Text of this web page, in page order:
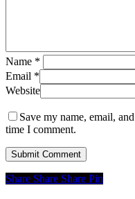
Name *
Email *
Website
Save my name, email,
time I comment.
Share
Share Share Share Pin